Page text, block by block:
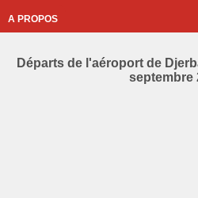
A PROPOS
Départs de l'aéroport de
septembre